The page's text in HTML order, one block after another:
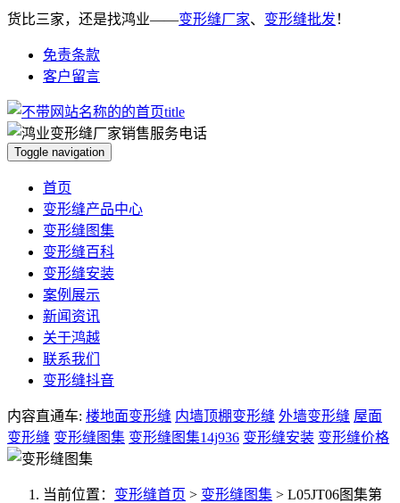
货比三家，还是找鸿业——变形缝厂家、 变形缝批发 ！
免责条款
客户留言
Toggle navigation
首页
变形缝产品中心
变形缝图集
变形缝百科
变形缝安装
案例展示
新闻资讯
关于鸿越
联系我们
变形缝抖音
内容直通车: 楼地面变形缝 内墙顶棚变形缝 外墙变形缝 屋面
变形缝 变形缝图集 变形缝图集14j936 变形缝安装 变形缝价格
当前位置： 变形缝首页 > 变形缝图集 > L05JT06图集第